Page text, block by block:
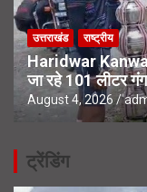
उत्तराखंड राष्ट्रीय
Haridwar
जा रहे 101 लीटर
August 4, 2026
ट्रेंडिंग